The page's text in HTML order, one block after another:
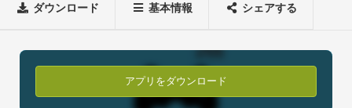
ダウンロード 基本情報 シェアする
アプリをダウンロード